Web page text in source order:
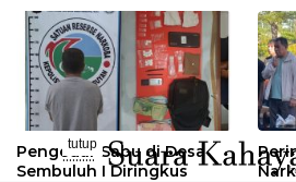
Pengedar Sabu di Desa
Sembuluh I Diringkus
tutup
..........